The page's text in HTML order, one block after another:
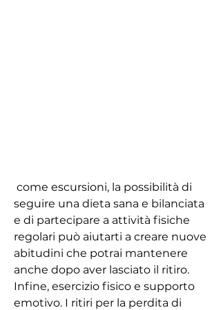
seguire una dieta sana e bilanciata
e di partecipare a attività fisiche
regolari può aiutarti a creare nuove
abitudini che potrai mantenere
anche dopo aver lasciato il ritiro.
Infine, esercizio fisico e supporto
emotivo. I ritiri per la perdita di